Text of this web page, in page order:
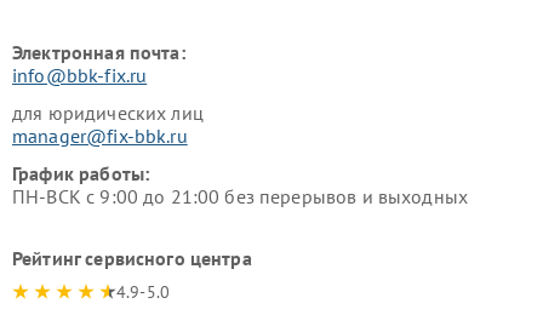
Электронная почта:
info@bbk-fix.ru
для юридических лиц
manager@fix-bbk.ru
График работы:
ПН-ВСК с 9:00 до 21:00 без перерывов и выходных
Рейтинг сервисного центра
4.9-5.0